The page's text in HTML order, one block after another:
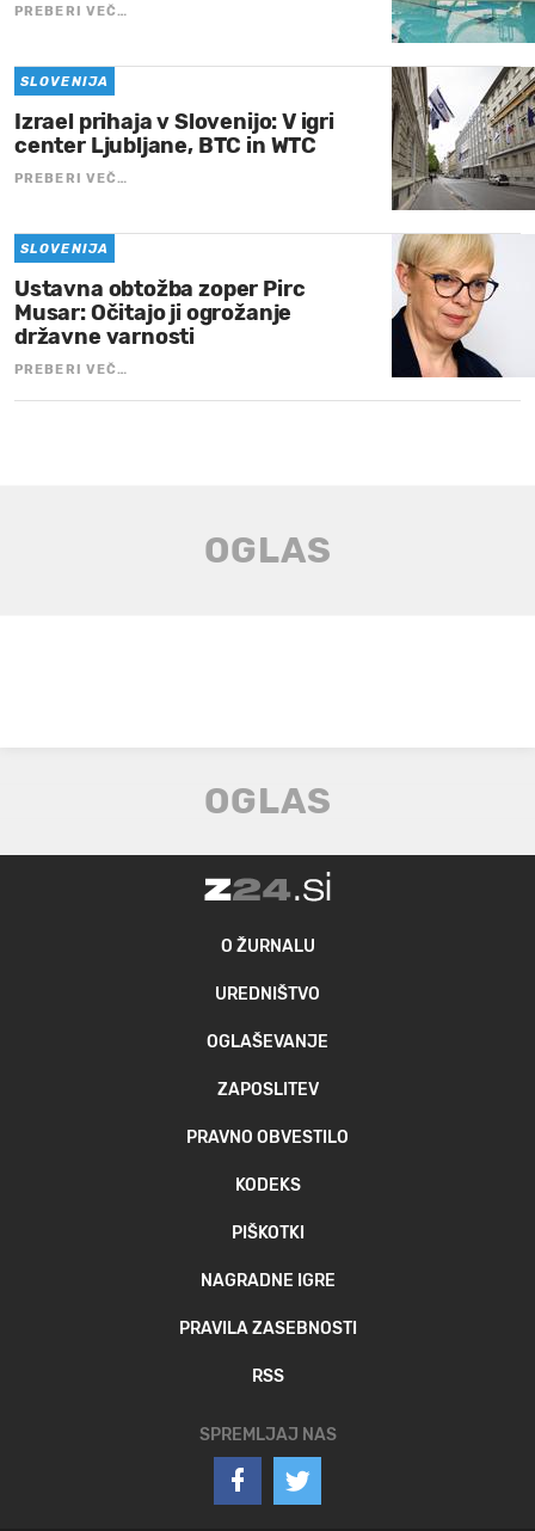
PREBERI VEČ…
SLOVENIJA
Izrael prihaja v Slovenijo: V igri
center Ljubljane, BTC in WTC
PREBERI VEČ…
SLOVENIJA
Ustavna obtožba zoper Pirc
Musar: Očitajo ji ogrožanje
državne varnosti
PREBERI VEČ…
O ŽURNALU
UREDNIŠTVO
OGLAŠEVANJE
ZAPOSLITEV
PRAVNO OBVESTILO
KODEKS
PIŠKOTKI
NAGRADNE IGRE
PRAVILA ZASEBNOSTI
RSS
SPREMLJAJ NAS